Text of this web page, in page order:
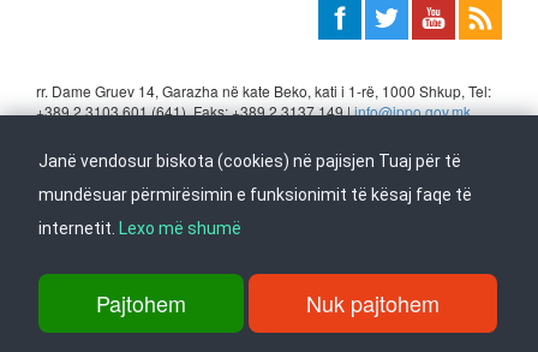
rr. Dame Gruev 14, Garazha në kate Beko, kati i 1-rë, 1000 Shkup, Tel:
+389 2 3103 601 (641), Faks: +389 2 3137 149 |info@ippo.gov.mk
Janë vendosur biskota (cookies) në pajisjen Tuaj për të
mundësuar përmirësimin e funksionimit të kësaj faqe të
internetit. Lexo më shumë
Pajtohem Nuk pajtohem